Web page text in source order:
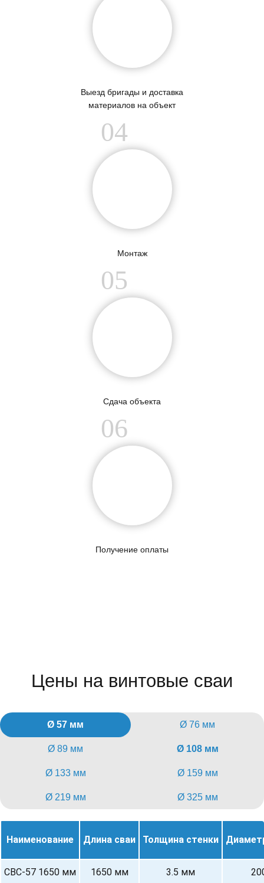
Выезд бригады и доставка
материалов на объект
Монтаж
04
Сдача объекта
05
Получение оплаты
06
Цены на винтовые сваи
Ø 57 мм Ø 76 мм
Ø 89 мм Ø 108 мм
Ø 133 мм Ø 159 мм
Ø 219 мм Ø 325 мм
Наименование Длина сваи Толщина стенки
СВС-57 1650 мм 1650 мм 3.5 мм